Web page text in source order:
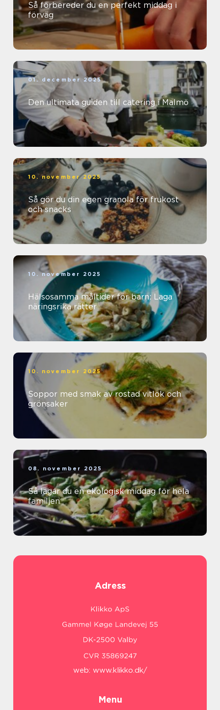
Så förbereder du en perfekt middag i
förväg
01. december 2025
Den ultimata guiden till catering i Malmö
10. november 2025
Så gör du din egen granola för frukost
och snacks
10. november 2025
Hälsosamma måltider för barn: Laga
näringsrika rätter
10. november 2025
Soppor med smak av rostad vitlök och
grönsaker
08. november 2025
Så lagar du en ekologisk middag för hela
familjen
Adress
web: www.klikko.dk/
Menu